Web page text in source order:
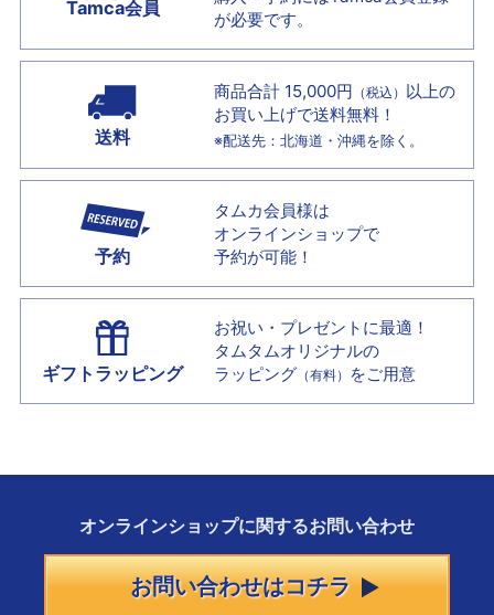
Tamca会員
が必要です。
送料
商品合計 15,000円 （税込） 以上の
お買い上げで送料無料！
※配送先：北海道・沖縄を除く。
予約
タムカ会員様は
オンラインショップで
予約が可能！
ギフトラッピング
お祝い・プレゼントに最適！
タムタムオリジナルの
ラッピング （有料） をご用意
オンラインショップに関するお問い合わせ
お問い合わせはコチラ